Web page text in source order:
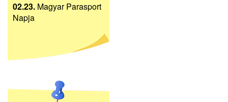
02.23. Magyar Parasport
Napja